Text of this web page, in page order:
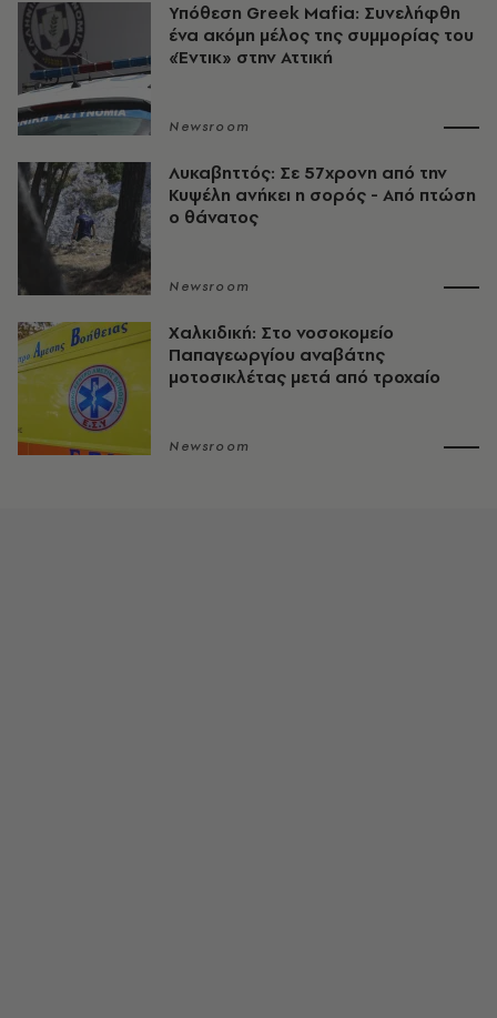
Υπόθεση Greek Mafia: Συνελήφθη
ένα ακόμη μέλος της συμμορίας του
«Έντικ» στην Αττική
Newsroom
Λυκαβηττός: Σε 57χρονη από την
Κυψέλη ανήκει η σορός - Από πτώση
ο θάνατος
Newsroom
Χαλκιδική: Στο νοσοκομείο
Παπαγεωργίου αναβάτης
μοτοσικλέτας μετά από τροχαίο
Newsroom